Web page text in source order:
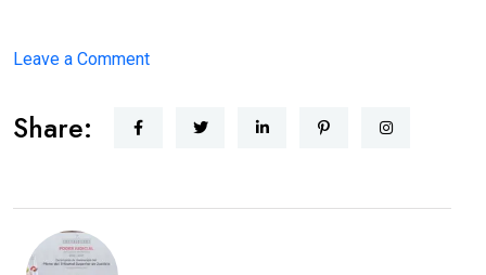
Leave a Commenton
CERCANA
Share: